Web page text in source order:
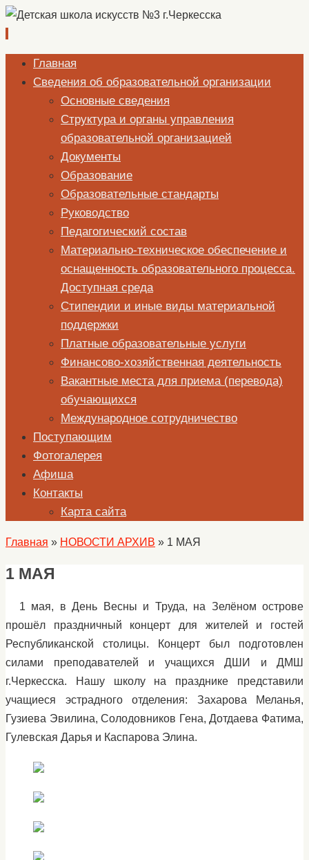
Перейти
содержимому
Главная
Сведения об образовательной организации
Основные сведения
Структура и органы управления
образовательной организацией
Документы
Образование
Образовательные стандарты
Руководство
Педагогический состав
Материально-техническое обеспечение и
оснащенность образовательного процесса.
Доступная среда
Стипендии и иные виды материальной
поддержки
Платные образовательные услуги
Финансово-хозяйственная деятельность
Вакантные места для приема (перевода)
обучающихся
Международное сотрудничество
Поступающим
Фотогалерея
Афиша
Контакты
Карта сайта
Главная » НОВОСТИ АРХИВ » 1 МАЯ
1 МАЯ
1 мая, в День Весны и Труда, на Зелёном острове
прошёл праздничный концерт для жителей и гостей
Республиканской столицы. Концерт был подготовлен
силами преподавателей и учащихся ДШИ и ДМШ
г.Черкесска. Нашу школу на празднике представили
учащиеся эстрадного отделения: Захарова Меланья,
Гузиева Эвилина, Солодовников Гена, Дотдаева Фатима,
Гулевская Дарья и Каспарова Элина.